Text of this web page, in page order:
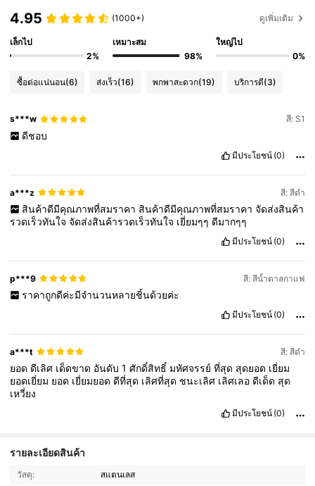
4.95 (1000+) ดูเพิ่มเติม
เล็กไป
2%
เหมาะสม
98%
ใหญ่ไป
0%
ซื้อต่อแน่นอน(6) ส่งเร็ว(16) พกพาสะดวก(19) บริการดี(3)
s***w สี: S1
ดีชอบ
มีประโยชน์ (0)
a***z สี: สีดำ
สินค้าดีมีคุณภาพที่สมราคา สินค้าดีมีคุณภาพที่สมราคา จัดส่งสินค้า
รวดเร็วทันใจจัดส่งสินค้ารวดเร็วทันใจ เยี่ยมๆๆ ดีมากๆๆ
มีประโยชน์ (0)
p***9 สี: สีน้ำตาลกาแฟ
ราคาถูกดีค่ะมีจำนวนหลายชิ้นด้วยค่ะ
มีประโยชน์ (0)
a***t สี: สีดำ
ยอด ดีเลิศ เด็ดขาด อันดับ1ศักดิ์สิทธิ์มหัศจรรย์ที่สุด สุดยอด เยี่ยม
ยอดเยี่ยม ยอด เยี่ยมยอด ดีที่สุด เลิศที่สุด ชนะเลิศ เลิศเลอ ดีเด็ด สุด
เหวี่ยง
มีประโยชน์ (0)
รายละเอียดสินค้า
วัสดุ: สแตนเลส
4.81